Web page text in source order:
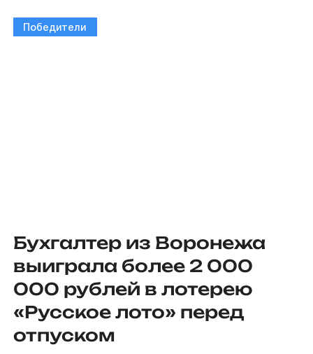
Победители
Бухгалтер из Воронежа
выиграла более 2 000
000 рублей в лотерею
«Русское лото» перед
отпуском